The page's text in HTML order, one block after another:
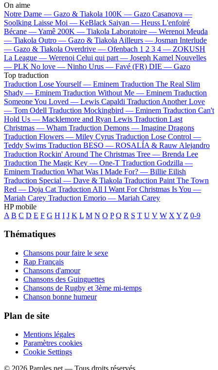
On aime
Notre Dame — Gazo & Tiakola 100K — Gazo Casanova —
Soolking Laisse Moi — KeBlack Saiyan — Heuss L'enfoiré
Bécane —Yamê 200K — Tiakola Laboratoire — Werenoi Meuda
— Tiakola Outro — Gazo & Tiakola Ailleurs — Josman Interlude
— Gazo & Tiakola Overdrive — Ofenbach 1 2 3 4 — ZOKUSH
La League — Werenoi Celui qui part — Joseph Kamel Nouvelles
— PLK No love — Ninho Urus — Favé (FR) DIE — Gazo
Top traduction
Traduction Lose Yourself — Eminem Traduction The Real Slim
Shady — Eminem Traduction Without Me — Eminem Traduction
Someone You Loved — Lewis Capaldi Traduction Another Love
— Tom Odell Traduction Mockingbird — Eminem Traduction Can't
Hold Us — Macklemore and Ryan Lewis Traduction Last
Christmas — Wham Traduction Demons — Imagine Dragons
Traduction Flowers — Miley Cyrus Traduction Lose Control —
Teddy Swims Traduction BESO — ROSALÍA & Rauw Alejandro
Traduction Rockin' Around The Christmas Tree — Brenda Lee
Traduction The Magic Key — One-T Traduction Godzilla —
Eminem Traduction What Was I Made For? — Billie Eilish
Traduction Special — Dave & Tiakola Traduction Paint The Town
Red — Doja Cat Traduction All I Want For Christmas Is You —
Mariah Carey Traduction Emorio — Mariah Carey
HP mobile
A B C D E F G H I J K L M N O P Q R S T U V W X Y Z 0-9
Thématiques
Chansons pour faire le sexe
Rap Français
Chansons d'amour
Chansons des Guinguettes
Chansons de Rugby et 3ème mi-temps
Chanson bonne humeur
Plan de site
Mentions légales
Paramètres cookies
Cookie Settings